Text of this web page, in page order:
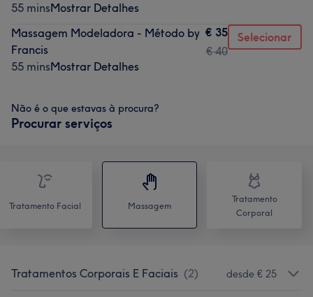
55 minsMostrar Detalhes
Massagem Modeladora - Método by
Francis
55 minsMostrar Detalhes
€ 35
€ 40
Selecionar
Não é o que estavas à procura?
Procurar serviços
Tratamento Facial Massagem
Tratamento
Corporal
Tratamentos Corporais E Faciais (2) desde € 25